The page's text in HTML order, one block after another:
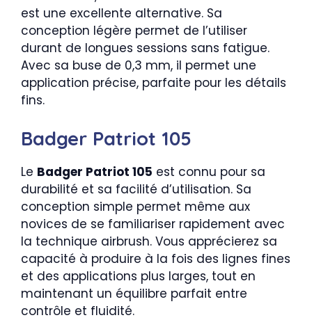
est une excellente alternative. Sa
conception légère permet de l’utiliser
durant de longues sessions sans fatigue.
Avec sa buse de 0,3 mm, il permet une
application précise, parfaite pour les détails
fins.
Badger Patriot 105
Le Badger Patriot 105 est connu pour sa
durabilité et sa facilité d’utilisation. Sa
conception simple permet même aux
novices de se familiariser rapidement avec
la technique airbrush. Vous apprécierez sa
capacité à produire à la fois des lignes fines
et des applications plus larges, tout en
maintenant un équilibre parfait entre
contrôle et fluidité.